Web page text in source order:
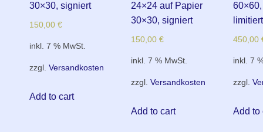
30×30, signiert
150,00 €
inkl. 7 % MwSt.
zzgl. Versandkosten
Add to cart
24×24 auf Papier
30×30, signiert
150,00€
inkl. 7 % MwSt.
zzgl.Versandkosten
Add to cart
limitiert
450,00
inkl. 7
zzgl.
Add to